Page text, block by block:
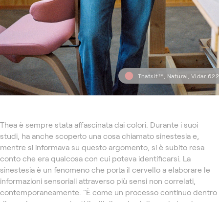
Thatsit™, Natural, Vidar 622
Thea è sempre stata affascinata dai colori. Durante i suoi
studi, ha anche scoperto una cosa chiamato sinestesia e,
mentre si informava su questo argomento, si è subito resa
conto che era qualcosa con cui poteva identificarsi. La
sinestesia è un fenomeno che porta il cervello a elaborare le
informazioni sensoriali attraverso più sensi non correlati,
contemporaneamente. "È come un processo continuo dentro